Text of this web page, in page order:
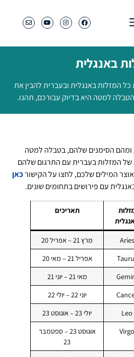
באנגלית
המזלות באנגלית ובעברית להבין את
למטה היא בדיוק עבורכם, תהנו.
ומהם הסימנים שלהם, בטבלה למטה
המזלות בעברית עם התרגום שלהם
המילים שלכם, לחצו על הקישורכאן
עם פירושים בתחומים שונים.
תאריכים
Aries
מרץ 21 – אפריל 20
אפריל 21 – מאי 20
מאי 21 – יוני 21
יוני 22 – יולי 22
Leo
יולי 23 – אוגוסט 23
Virgo
אוגוסט 23 – ספטמבר
23